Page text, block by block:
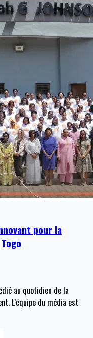
pour la
au quotidien de la
L’équipe du média est